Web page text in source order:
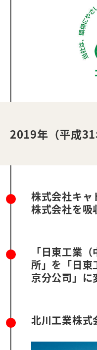
2019年（平成31
株式会社キャ
株式会社を吸
「日東工業
所」を「日東
京分公司」に
北川工業株式